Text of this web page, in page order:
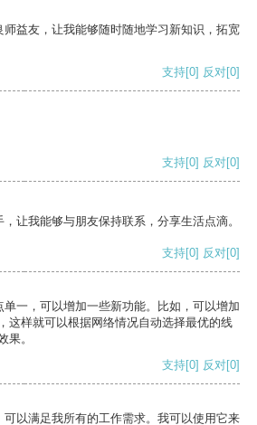
益友，让我能够随时随地学习新知识，拓宽
支持[0] 反对[0]
支持[0] 反对[0]
让我能够与朋友保持联系，分享生活点滴。
支持[0] 反对[0]
一，可以增加一些新功能。比如，可以增加
这样就可以根据网络情况自动选择最优的线
果。
支持[0] 反对[0]
以满足我所有的工作需求。我可以使用它来